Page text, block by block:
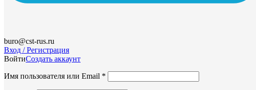
buro@cst-rus.ru
Вход / Регистрация
ВойтиСоздать аккаунт
Имя пользователя или Email *